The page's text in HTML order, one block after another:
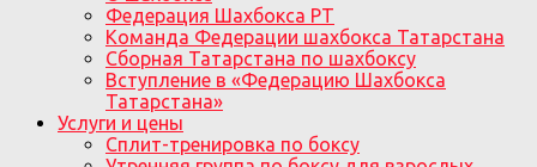
Федерация Шахбокса РТ
Команда Федерации шахбокса Татарстана
Сборная Татарстана по шахбоксу
Вступление в «Федерацию Шахбокса
Татарстана»
Услуги и цены
Сплит-тренировка по боксу